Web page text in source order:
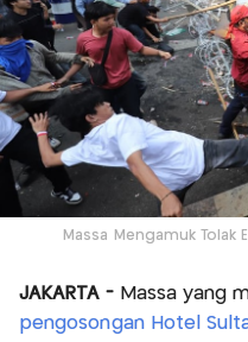
Massa Mengamuk Tolak
JAKARTA -Massa yang
pengosongan Hotel